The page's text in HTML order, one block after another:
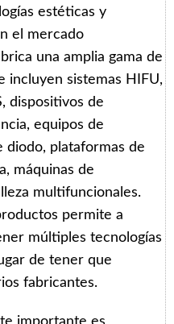
estéticas y
el mercado
una amplia gama de
incluyen sistemas HIFU,
dispositivos de
equipos de
diodo, plataformas de
máquinas de
multifuncionales.
permite a
múltiples tecnologías
de tener que
fabricantes.